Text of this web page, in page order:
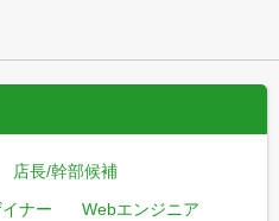
店長/幹部候補
ナー
Webエンジニア